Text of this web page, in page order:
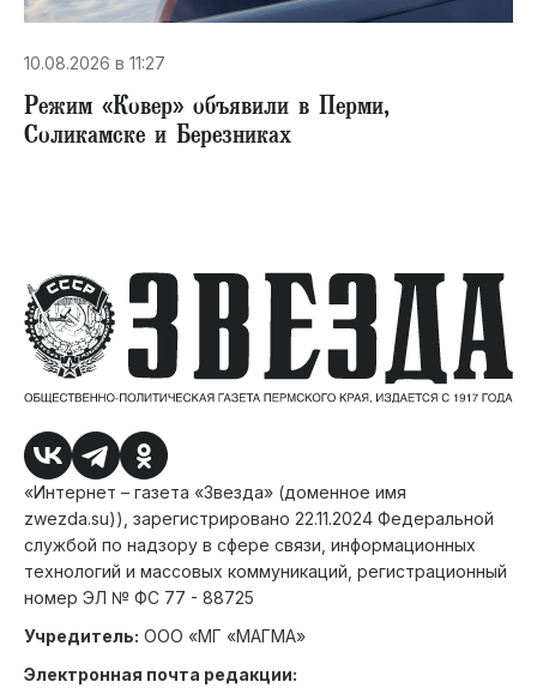
10.08.2026 в 11:27
Режим «Ковер» объявили в Перми,
Соликамске и Березниках
«Интернет – газета «Звезда» (доменное имя
zwezda.su)), зарегистрировано 22.11.2024 Федеральной
службой по надзору в сфере связи, информационных
технологий и массовых коммуникаций, регистрационный
номер ЭЛ № ФС 77 - 88725
Учредитель: ООО «МГ «МАГМА»
Электронная почта редакции: